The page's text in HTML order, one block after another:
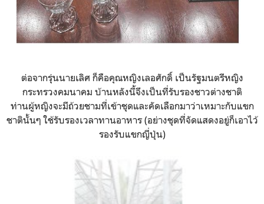
ต่อจากรุ่นนายเลิศ ก็คือคุณหญิงเลอศักดิ์ เป็นรัฐมนตรีหญิง
กระทรวงคมนาคม บ้านหลังนี้จึงเป็นที่รับรองชาวต่างชาติ
ท่านผู้หญิงจะมีถ้วยชามที่เข้าชุดและคัดเลือกมาว่าเหมาะกับแขก
ชาตินั้นๆ ใช้รับรองเวลาทานอาหาร (อย่างชุดที่จัดแสดงอยู่ก็เอาไว้
รองรับแขกญี่ปุ่น)